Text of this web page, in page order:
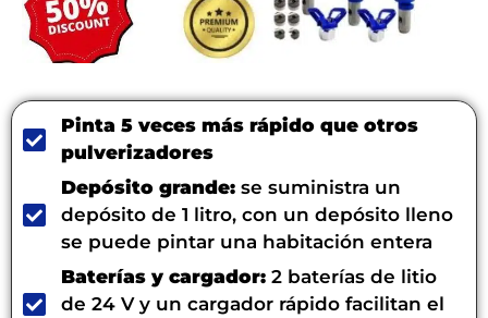
Pinta 5 veces más rápido que otros
pulverizadores
Depósito grande: se suministra un
depósito de 1 litro, con un depósito lleno
se puede pintar una habitación entera
Baterías y cargador: 2 baterías de litio
de 24 V y un cargador rápido facilitan el